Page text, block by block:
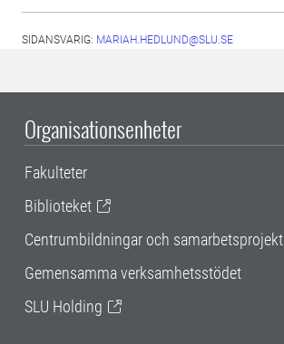
SIDANSVARIG: MARIAH.HEDLUND@SLU.SE
Organisationsenheter
Fakulteter
Biblioteket
Centrumbildningar och samarbetsprojekt
Gemensamma verksamhetsstödet
SLU Holding